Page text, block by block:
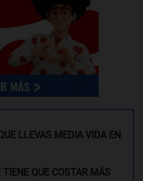
LLEVAS MEDIA VIDA EN
TIENE QUE COSTAR MÁS